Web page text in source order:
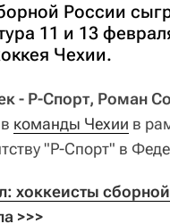
России
11 и 13
Чехии.
- Р-Спорт, Роман
команды Чехии в
"Р-Спорт" в
хоккеисты
>>>